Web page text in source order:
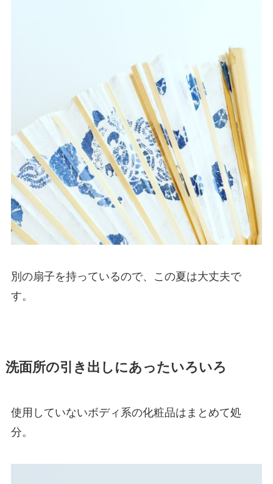
別の扇子を持っているので、この夏は大丈夫で
す。
洗面所の引き出しにあったいろいろ
使用していないボディ系の化粧品はまとめて処
分。